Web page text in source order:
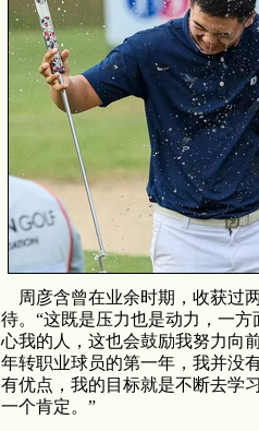
周彦含曾在业余时期，收获过
待。“这既是压力也是动力，一
心我的人，这也会鼓励我努力向
年转职业球员的第一年，我并没
有优点，我的目标就是不断去学
一个肯定。”